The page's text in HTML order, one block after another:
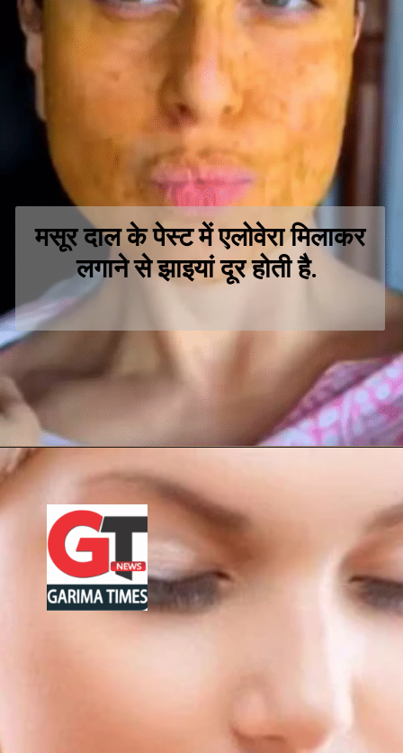
मसूर दाल के पेस्ट में एलोवेरा मिलाकर
लगाने से झाइयां दूर होती है.